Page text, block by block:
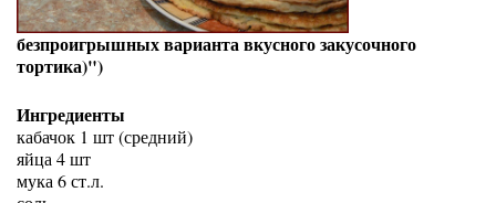
безпроигрышных варианта вкусного закусочного
тортика)")
Ингредиенты
кабачок 1 шт (средний)
яйца 4 шт
мука 6 ст.л.